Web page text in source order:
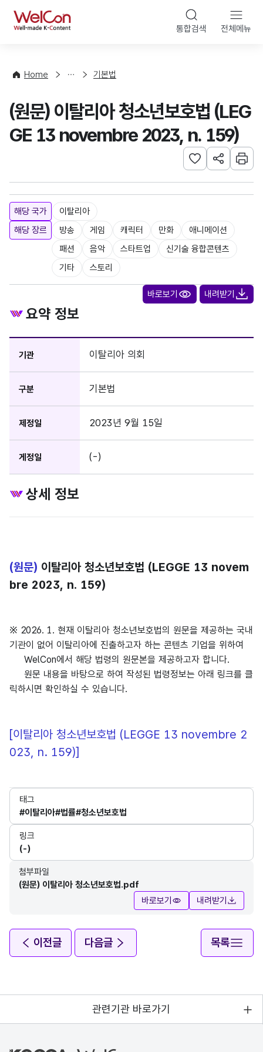
WelCon 통합검색 전체메뉴
Home
률
책
츠
기본법
(원문) 이탈리아 청소년보호법 (LEG
GE 13 novembre 2023, n. 159)
관심사 등록하기
URL 공유하
인쇄
해당 국가
이탈리아
해당 장르
방송 게임 캐릭터 만화
애니메이션
패션
음악 스타트업
신기술 융합콘텐츠
기타
스토리
바로보기 내려받기
요약 정보
기관 이탈리아 의회
구분 기본법
제정일 2023년 9월 15일
게정일 (-)
상세 정보
(원문) 이탈리아 청소년보호법 (LEGGE 13 novem
bre 2023, n. 159)
※ 2026. 1. 현재 이탈리아 청소년보호법의 원문을 제공하는 국내
기관이 없어 이탈리아에 진출하고자 하는 콘텐츠 기업을 위하여
WelCon에서 해당 법령의 원문본을 제공하고자 합니다.
원문 내용을 바탕으로 하여 작성된 법령정보는 아래 링크를 클
릭하시면 확인하실 수 있습니다.
[이탈리아 청소년보호법 (LEGGE 13 novembre 2
023, n. 159)]
태그
#이탈리아#법률#청소년보호법
링크
(-)
첨부파일
(원문) 이탈리아 청소년보호법.pdf
바로보기
내려받기
이전글 다음글 목록
관련기관 바로가기